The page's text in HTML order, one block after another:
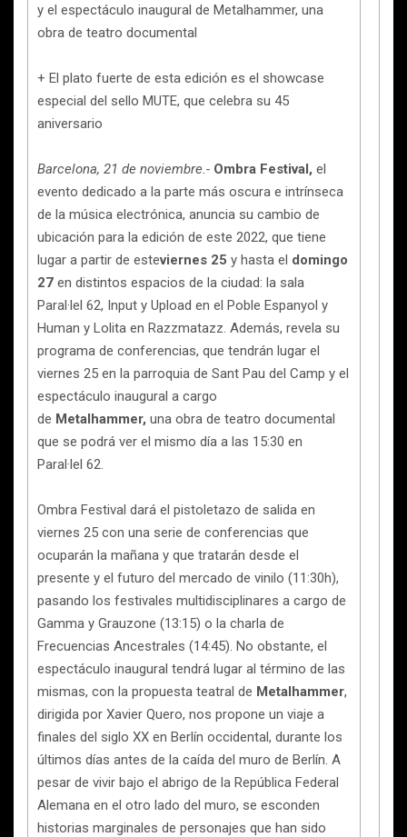
y el espectáculo inaugural de Metalhammer, una
obra de teatro documental
+ El plato fuerte de esta edición es el showcase
especial del sello MUTE, que celebra su 45
aniversario
Barcelona, 21 de noviembre.- Ombra Festival, el
evento dedicado a la parte más oscura e intrínseca
de la música electrónica, anuncia su cambio de
ubicación para la edición de este 2022, que tiene
lugar a partir de esteviernes 25 y hasta el domingo
27 en distintos espacios de la ciudad: la sala
Paral·lel 62, Input y Upload en el Poble Espanyol y
Human y Lolita en Razzmatazz. Además, revela su
programa de conferencias, que tendrán lugar el
viernes 25 en la parroquia de Sant Pau del Camp y el
espectáculo inaugural a cargo
de Metalhammer, una obra de teatro documental
que se podrá ver el mismo día a las 15:30 en
Paral·lel 62.
Ombra Festival dará el pistoletazo de salida en
viernes 25 con una serie de conferencias que
ocuparán la mañana y que tratarán desde el
presente y el futuro del mercado de vinilo (11:30h),
pasando los festivales multidisciplinares a cargo de
Gamma y Grauzone (13:15) o la charla de
Frecuencias Ancestrales (14:45). No obstante, el
espectáculo inaugural tendrá lugar al término de las
mismas, con la propuesta teatral de Metalhammer,
dirigida por Xavier Quero, nos propone un viaje a
finales del siglo XX en Berlín occidental, durante los
últimos días antes de la caída del muro de Berlín. A
pesar de vivir bajo el abrigo de la República Federal
Alemana en el otro lado del muro, se esconden
historias marginales de personajes que han sido